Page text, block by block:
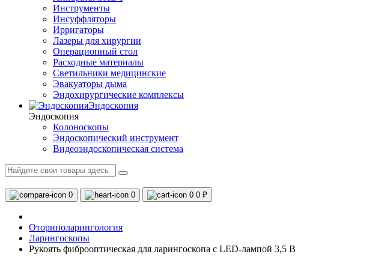
Инструменты
Инсуффляторы
Ирригаторы
Лазеры для хирургии
Операционный стол
Расходные материалы
Светильники медицинские
Эвакуаторы дыма
Эндохирургические комплексы
Эндоскопия
Эндоскопия
Колоноскопы
Эндоскопический инструмент
Видеоэндоскопическая система
0 0 0 0 ₽
Оториноларингология
Ларингоскопы
Рукоять фиброоптическая для ларингоскопа с LED-лампой 3,5 В